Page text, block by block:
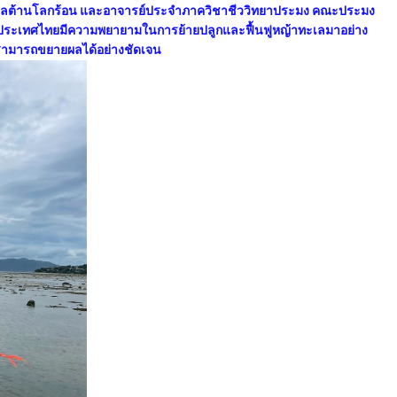
านโลกร้อน และอาจารย์ประจำภาควิชาชีววิทยาประมง คณะประมง
ระเทศไทยมีความพยายามในการย้ายปลูกและฟื้นฟูหญ้าทะเลมาอย่าง
มารถขยายผลได้อย่างชัดเจน